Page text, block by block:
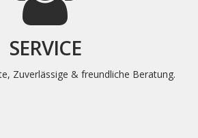
SERVICE
Zuverlässige & freundliche Beratung.